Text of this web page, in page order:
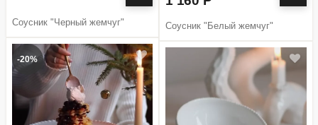
Соусник "Черный жемчуг"
-20%
Соусник "Белый жемчуг"